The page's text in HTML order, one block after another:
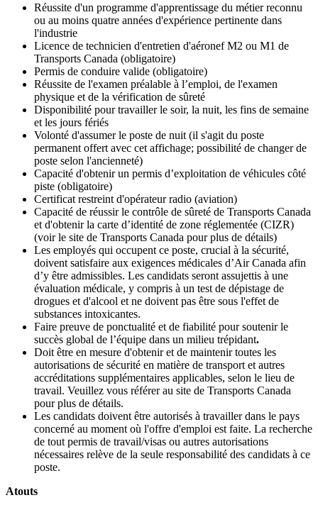
Réussite d'un programme d'apprentissage du métier reconnu
ou au moins quatre années d'expérience pertinente dans
l'industrie
Licence de technicien d'entretien d'aéronef M2 ou M1 de
Transports Canada (obligatoire)
Permis de conduire valide (obligatoire)
Réussite de l'examen préalable à l’emploi, de l'examen
physique et de la vérification de sûreté
Disponibilité pour travailler le soir, la nuit, les fins de semaine
et les jours fériés
Volonté d'assumer le poste de nuit (il s'agit du poste
permanent offert avec cet affichage; possibilité de changer de
poste selon l'ancienneté)
Capacité d'obtenir un permis d’exploitation de véhicules côté
piste (obligatoire)
Certificat restreint d'opérateur radio (aviation)
Capacité de réussir le contrôle de sûreté de Transports Canada
et d'obtenir la carte d’identité de zone réglementée (CIZR)
(voir le site de Transports Canada pour plus de détails)
Les employés qui occupent ce poste, crucial à la sécurité,
doivent satisfaire aux exigences médicales d’Air Canada afin
d’y être admissibles. Les candidats seront assujettis à une
évaluation médicale, y compris à un test de dépistage de
drogues et d'alcool et ne doivent pas être sous l'effet de
substances intoxicantes.
Faire preuve de ponctualité et de fiabilité pour soutenir le
succès global de l’équipe dans un milieu trépidant.
Doit être en mesure d'obtenir et de maintenir toutes les
autorisations de sécurité en matière de transport et autres
accréditations supplémentaires applicables, selon le lieu de
travail. Veuillez vous référer au site de Transports Canada
pour plus de détails.
Les candidats doivent être autorisés à travailler dans le pays
concerné au moment où l'offre d'emploi est faite. La recherche
de tout permis de travail/visas ou autres autorisations
nécessaires relève de la seule responsabilité des candidats à ce
poste.
Atouts